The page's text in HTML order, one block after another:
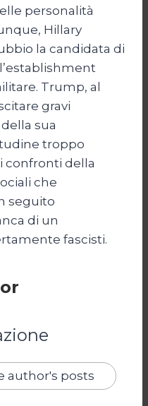
personalità
Hillary
la candidata di
Trump, al
gravi
sua
troppo
confronti della
che
seguito
di un
fascisti.
author's posts